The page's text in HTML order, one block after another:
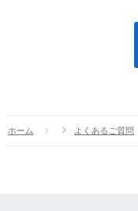
ホーム よくあるご質問